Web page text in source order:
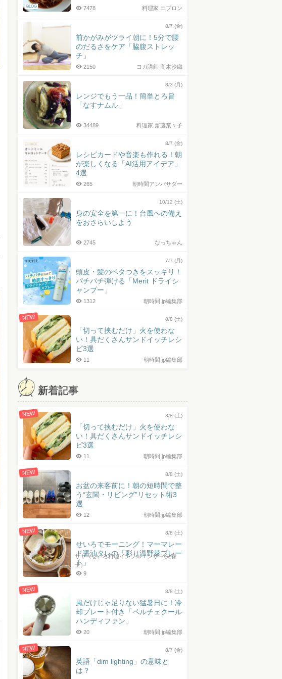
BLOG 料理家 エプロン
7478
8/7 (金)
前かがみがツライ朝に！5分で腰
のだるさをケア「脇腹ストレッ
チ」
ヨガ講師 高木沙織
2150
8/3 (月)
レンジでもう一品！簡単とろ旨
「なすナムル」
料理家 齋藤菜々子
34489
8/7 (金)
レシピカードや音楽も作れる！朝
が楽しくなる「AI活用アイデア」
4選
朝時間アンバサダー
265
10/12 (土)
身の安全を第一に！台風への備え
をおさらいしよう
なっちゃん
2745
7/7 (月)
頭皮・髪のベタつきをスッキリ！
パチパチ弾ける「Merit ドライシ
ャンプー」
朝時間.jp編集部
1312
NEW 8/8 (土)
「切って挟むだけ」火を使わな
い！具だくさんサンドイッチレシ
ピ3選
朝時間.jp編集部
11
新着記事
NEW 8/8 (土)
「切って挟むだけ」火を使わな
い！具だくさんサンドイッチレシ
ピ3選
朝時間.jp編集部
11
NEW 8/8 (土)
お盆の来客前に！朝の短時間で整
う“玄関・リビング”リセット術3
選
朝時間.jp編集部
12
NEW 8/8 (土)
せいろでモーニング！マーマレー
ド醤油タレの「彩り温野菜プレー
ト」
サヤ（せいろ料理インフルエンサー/栄養
士）
9
NEW 8/8 (土)
風だけじゃ足りない猛暑日に！冷
却プレート付き「ペルチェクール
ハンディファン」
朝時間.jp編集部
20
NEW 8/7 (金)
英語「dim lighting」の意味と
は？